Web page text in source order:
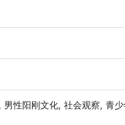
性阳刚文化, 社会观察, 青